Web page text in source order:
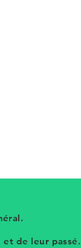
de leur passé.